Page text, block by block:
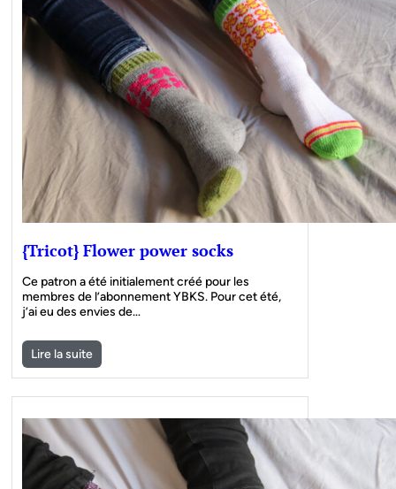
{Tricot} Flower power socks
Ce patron a été initialement créé pour les
membres de l’abonnement YBKS. Pour cet été,
j’ai eu des envies de…
Lire la suite